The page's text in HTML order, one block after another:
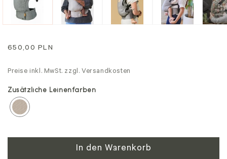
Regulärer
650,00 PLN
Preise inkl. MwSt. zzgl. Versandkosten
Zusätzliche Leinenfarben
In den Warenkorb